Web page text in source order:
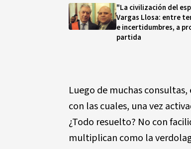
"La civilización del
Vargas Llosa: entre
e incertidumbres, a
partida
Luego de muchas
con las cuales, una vez
¿Todo resuelto? No con
multiplican como la